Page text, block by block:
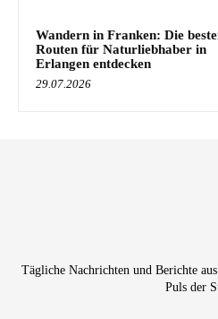
Wandern in Franken: Die
Routen für Naturliebhaber in
Erlangen entdecken
29.07.2026
Tägliche Nachrichten und Berichte
Puls der